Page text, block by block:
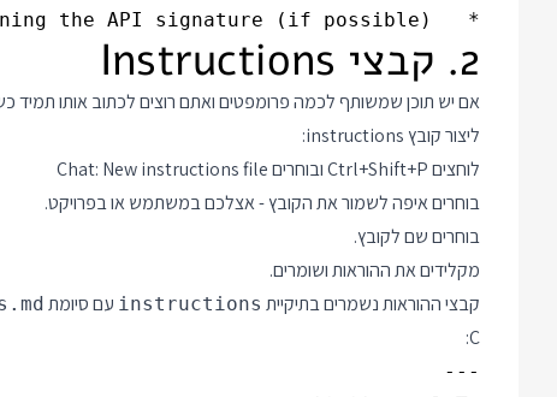
*   Provide a refactored version of the code that fixes identified issues while maintaining the API signature (if possible).
2. קבצי Instructions
ליצור קובץ instructions:
לוחצים Ctrl+Shift+P ובוחרים Chat: New instructions file
בוחרים איפה לשמור את הקובץ - אצלכם במשתמש או בפרויקט.
בוחרים שם לקובץ.
מקלידים את ההוראות ושומרים.
קבצי ההוראות נשמרים בתיקיית instructions עם סיומת
C: